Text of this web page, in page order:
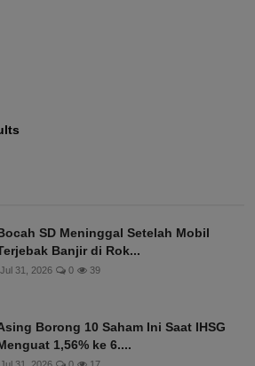
SD Meninggal Setelah Mobil
Banjir di Rok...
Jul 31, 2026 0 39
Borong 10 Saham Ini Saat IHSG
1,56% ke 6....
Jul 31, 2026 0 17